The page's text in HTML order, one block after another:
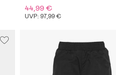
44,99 €
UVP: 97,99 €